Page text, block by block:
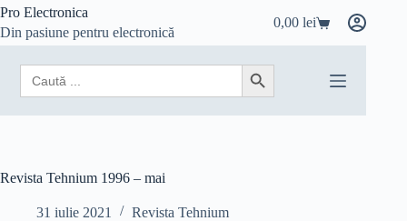
Sari
conținut
Pro Electronica
Din pasiune pentru electronică
Coș
de
cumpărături
0,00lei
Search
for:
Search Button
Revista Tehnium 1996 – mai
31 iulie 2021 Revista Tehnium